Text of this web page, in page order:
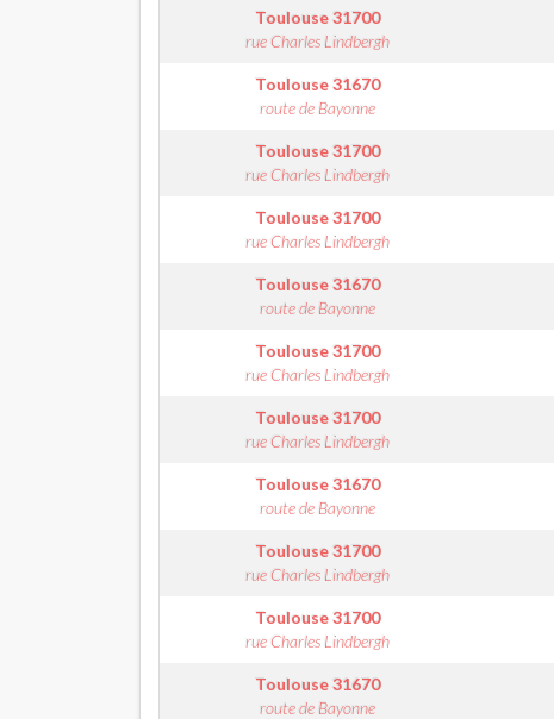
Toulouse31700
rue Charles Lindbergh
Toulouse31670
route de Bayonne
Toulouse31700
rue Charles Lindbergh
Toulouse31700
rue Charles Lindbergh
Toulouse31670
route de Bayonne
Toulouse31700
rue Charles Lindbergh
Toulouse31700
rue Charles Lindbergh
Toulouse31670
route de Bayonne
Toulouse31700
rue Charles Lindbergh
Toulouse31700
rue Charles Lindbergh
Toulouse31670
route de Bayonne